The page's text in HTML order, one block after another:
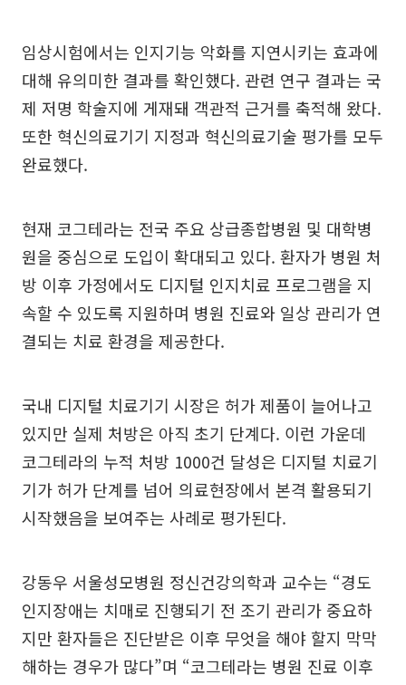
임상시험에서는 인지기능 악화를 지연시키는 효과에
대해 유의미한 결과를 확인했다. 관련 연구 결과는 국
제 저명 학술지에 게재돼 객관적 근거를 축적해 왔다.
또한 혁신의료기기 지정과 혁신의료기술 평가를 모두
완료했다.
현재 코그테라는 전국 주요 상급종합병원 및 대학병
원을 중심으로 도입이 확대되고 있다. 환자가 병원 처
방 이후 가정에서도 디지털 인지치료 프로그램을 지
속할 수 있도록 지원하며 병원 진료와 일상 관리가 연
결되는 치료 환경을 제공한다.
국내 디지털 치료기기 시장은 허가 제품이 늘어나고
있지만 실제 처방은 아직 초기 단계다. 이런 가운데
코그테라의 누적 처방 1000건 달성은 디지털 치료기
기가 허가 단계를 넘어 의료현장에서 본격 활용되기
시작했음을 보여주는 사례로 평가된다.
강동우 서울성모병원 정신건강의학과 교수는 “경도
인지장애는 치매로 진행되기 전 조기 관리가 중요하
지만 환자들은 진단받은 이후 무엇을 해야 할지 막막
해하는 경우가 많다”며 “코그테라는 병원 진료 이후